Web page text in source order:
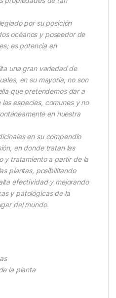
por su posición
océanos y poseedor de
es potencia en
una gran variedad de
en su mayoría, no son
que pretendemos dar a
especies, comunes y no
en nuestra
en su compendio
en donde tratan las
y tratamiento a partir de la
plantas, posibilitando
efectividad y mejorando
y patológicas de la
del mundo.
la planta